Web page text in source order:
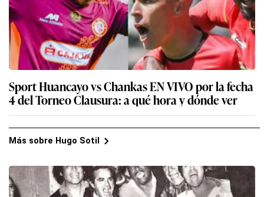
Sport Huancayo vs Chankas EN VIVO por la fecha
4 del Torneo Clausura: a qué hora y dónde ver
Más sobre Hugo Sotil